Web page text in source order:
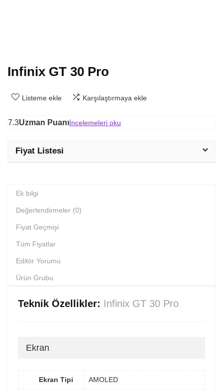
Infinix GT 30 Pro
Listeme ekle Karşılaştırmaya ekle
7.3Uzman Puanıİncelemeleri oku
Fiyat Listesi
Ek bilgi
Değerlendirmeler (0)
Fiyat Geçmişi
Tüm Fiyatlar
Editör Yorumu
Ürün Grubu
Teknik Özellikler: Infinix GT 30 Pro
Ekran
Ekran Tipi AMOLED